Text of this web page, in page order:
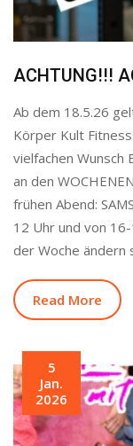
ACHTUNG!!!
Ab dem 18.5.26
Körper Kult
vielfachen Wunsch
an den
frühen Abend:
12 Uhr und von
der Woche ändern
Read More
5
Jan.
2026